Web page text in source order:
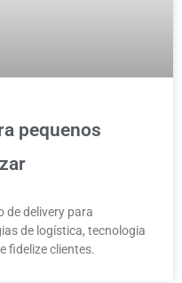
pequenos
de delivery para
de logística, tecnologia
fidelize clientes.